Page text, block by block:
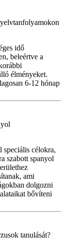
idő
beleértve a
élményeket.
6-12 hónap
speciális célokra,
szabott spanyol
ami
dolgozni
bővíteni
tanulását?